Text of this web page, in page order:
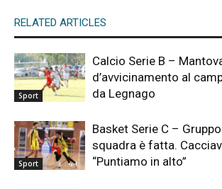
RELATED ARTICLES
Sport
Calcio Serie B –
d’avvicinamento al
da Legnago
Sport
Basket Serie C –
squadra è fatta.
“Puntiamo in alto”